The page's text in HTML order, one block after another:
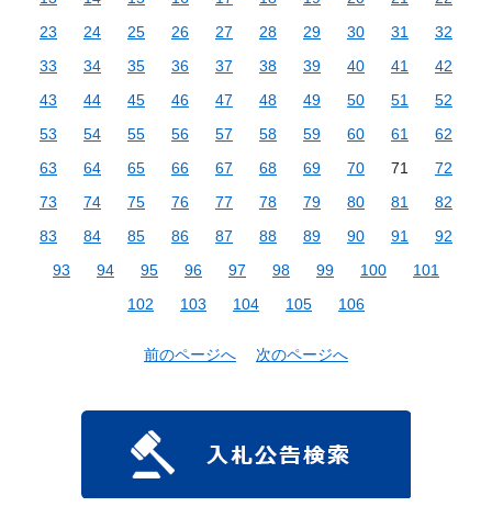
23
24 25 26 27 28 29 30 31
32
33
34 35 36 37 38 39 40 41
42
43
44 45 46 47 48 49 50 51
52
53
54 55 56 57 58 59 60 61
62
63
64 65 66 67 68 69 70 71
72
73
74 75 76 77 78 79 80 81
82
83
84 85 86 87 88 89 90 91
92
93
94 95 96 97 98 99 100
101
102
103 104 105 106
前のページへ 次のページへ